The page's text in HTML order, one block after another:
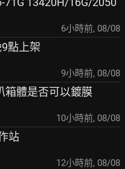
6小時前, 08/08
點上架
9小時前, 08/08
箱體是否可以鍍膜
10小時前, 08/08
站
12小時前, 08/08